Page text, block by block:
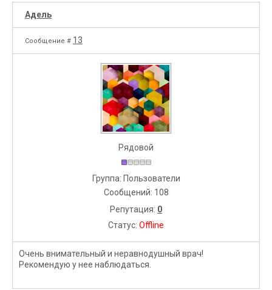
Адель
Сообщение # 13
Рядовой
Группа: Пользователи
Сообщений: 108
Репутация: 0
Статус: Offline
Очень внимательный и неравнодушный врач!
Рекомендую у нее наблюдаться.